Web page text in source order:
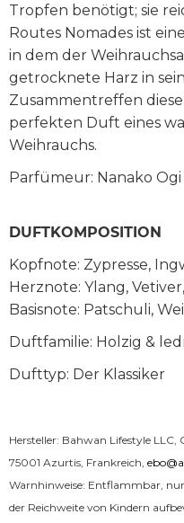
Tropfen benötigt; sie
Routes Nomades ist
in dem der
getrocknete Harz in
Zusammentreffen
perfekten Duft eines
Weihrauchs.
Parfümeur: Nanako Ogi
DUFTKOMPOSITION
Kopfnote: Zypresse,
Herznote: Ylang,
Basisnote: Patschuli,
Duftfamilie: Holzig &
Dufttyp: Der Klassiker
Hersteller: Bahwan Lifestyle LLC,
75001 Azurtis, Frankreich,
Warnhinweise: Entflammbar,
der Reichweite von Kindern